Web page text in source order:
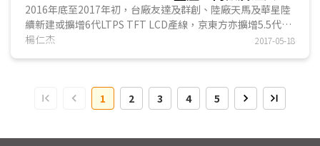
窄邊框為技術發展重
點
2016年底至2017年初，台廠友達及群創、陸廠天馬及華星陸
續新建或擴增6代LTPS TFT LCD產線，京東方亦擴增5.5代
LTPS TFT LCD產能，在產能擴增迅速但大陸智慧型手機市場
楊仁杰 2017-05-18
1 2 3 4 5